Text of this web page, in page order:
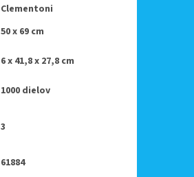
Clementoni
50 x 69 cm
6 x 41,8 x 27,8 cm
1000 dielov
3
61884